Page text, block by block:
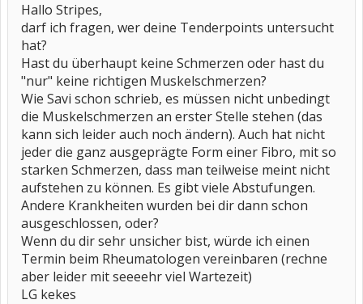
Hallo Stripes,
darf ich fragen, wer deine Tenderpoints untersucht
hat?
Hast du überhaupt keine Schmerzen oder hast du
"nur" keine richtigen Muskelschmerzen?
Wie Savi schon schrieb, es müssen nicht unbedingt
die Muskelschmerzen an erster Stelle stehen (das
kann sich leider auch noch ändern). Auch hat nicht
jeder die ganz ausgeprägte Form einer Fibro, mit so
starken Schmerzen, dass man teilweise meint nicht
aufstehen zu können. Es gibt viele Abstufungen.
Andere Krankheiten wurden bei dir dann schon
ausgeschlossen, oder?
Wenn du dir sehr unsicher bist, würde ich einen
Termin beim Rheumatologen vereinbaren (rechne
aber leider mit seeeehr viel Wartezeit)
LG kekes